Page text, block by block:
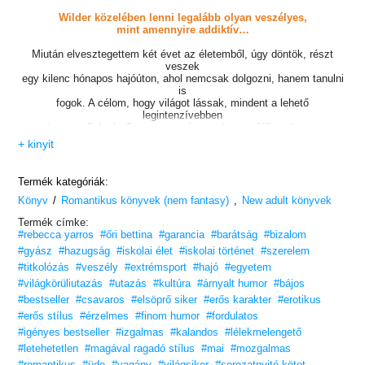
Wilder közelében lenni legalább olyan veszélyes,
mint amennyire addiktív…
Miután elvesztegettem két évet az életemből, úgy döntök, részt
veszek
egy kilenc hónapos hajóúton, ahol nemcsak dolgozni, hanem tanulni
is
fogok. A célom, hogy világot lássak, mindent a lehető
legintenzívebben
megtapasztaljak, és (ha szerencsém van) megtaláljam önmagam.
Az ösztöndíjam egy másik hallgató korrepetálásától függ.
De nem akármilyen diák, ó, nem! Az túl egyszerű lenne! Paxton
Wildert
kamerák, rajongók és nagyszabású mutatványok kísérik.
Utálni akarom őt. Le akarom hajítani azt az arrogáns egóját erről a
hajóról.
De attól a másodperctől kezdve, hogy egymáshoz érünk, a gyomrom
egy dupla szaltót ugrik, és ráébredek, Wilder közelében lenni
legalább olyan veszélyes, mint amennyire addiktív.
Mert tudom, mi a helyzet azokkal a pasikkal, akik mindig
a következő vad kaland után rohannak. És tudom, mi történik
azokkal a lányokkal, akik beléjük szeretnek.
+ kinyit
Termék kategóriák:
Könyv / Romantikus könyvek (nem fantasy)
New adult könyvek
Termék címke:
#rebecca yarros
#őri bettina #garancia #barátság #bizalom
#gyász
#hazugság #iskolai élet #iskolai történet #szerelem
#titkolózás
#veszély #extrémsport #hajó #egyetem
#világkörüliutazás
#utazás #kultúra #árnyalt humor #bájos
#bestseller #csavaros #elsöprő siker #erős karakter #erotikus
#erős stílus
#érzelmes #finom humor #fordulatos
#igényes bestseller #izgalmas #kalandos
#lélekmelengető
#letehetetlen #magával ragadó stílus #mai
#mozgalmas